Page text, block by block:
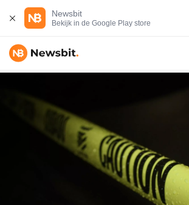
Newsbit
Bekijk in de Google Play store